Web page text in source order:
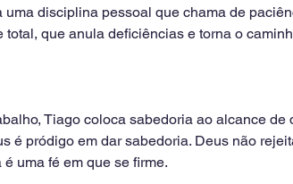
uma disciplina pessoal que chama de
total, que anula deficiências e torna o
Tiago coloca sabedoria ao alcance de
é pródigo em dar sabedoria. Deus não
uma fé em que se firme.